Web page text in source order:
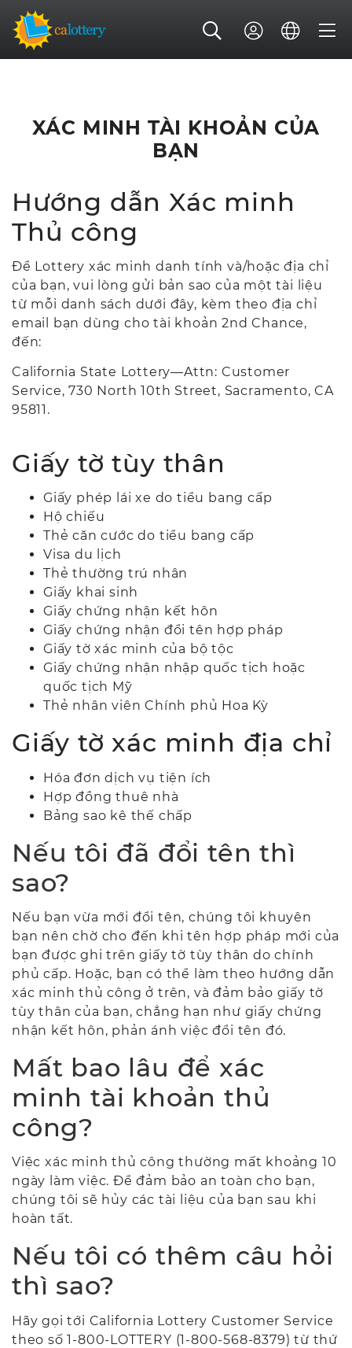
XÁC MINH TÀI KHOẢN CỦA
BẠN
Hướng dẫn Xác minh
Thủ công
Để Lottery xác minh danh tính và/hoặc địa chỉ
của bạn, vui lòng gửi bản sao của một tài liệu
từ mỗi danh sách dưới đây, kèm theo địa chỉ
email bạn dùng cho tài khoản 2nd Chance,
đến:
California State Lottery—Attn: Customer
Service, 730 North 10th Street, Sacramento, CA
95811.
Giấy tờ tùy thân
Giấy phép lái xe do tiểu bang cấp
Hộ chiếu
Thẻ căn cước do tiểu bang cấp
Visa du lịch
Thẻ thường trú nhân
Giấy khai sinh
Giấy chứng nhận kết hôn
Giấy chứng nhận đổi tên hợp pháp
Giấy tờ xác minh của bộ tộc
Giấy chứng nhận nhập quốc tịch hoặc
quốc tịch Mỹ
Thẻ nhân viên Chính phủ Hoa Kỳ
Giấy tờ xác minh địa chỉ
Hóa đơn dịch vụ tiện ích
Hợp đồng thuê nhà
Bảng sao kê thế chấp
Nếu tôi đã đổi tên thì
sao?
Nếu bạn vừa mới đổi tên, chúng tôi khuyên
bạn nên chờ cho đến khi tên hợp pháp mới của
bạn được ghi trên giấy tờ tùy thân do chính
phủ cấp. Hoặc, bạn có thể làm theo hướng dẫn
xác minh thủ công ở trên, và đảm bảo giấy tờ
tùy thân của bạn,chẳng hạn như giấy chứng
nhận kết hôn, phản ánh việc đổi tên đó.
Mất bao lâu để xác
minh tài khoản thủ
công?
Việc xác minh thủ công thường mất khoảng 10
ngày làm việc. Để đảm bảo an toàn cho bạn,
chúng tôi sẽ hủy các tài liệu của bạn sau khi
hoàn tất.
Nếu tôi có thêm câu hỏi
thì sao?
Hãy gọi tới California Lottery Customer Service
theo số 1-800-LOTTERY (1-800-568-8379) từ thứ